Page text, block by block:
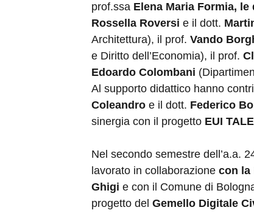
prof.ssa Elena Maria Formia,
Rossella Roversi e il dott.
Architettura), il prof. Vando
e Diritto dell’Economia), il prof.
Edoardo Colombani
Al supporto didattico hanno
Coleandro e il dott. Federico
sinergia con il progetto EUI
Nel secondo semestre dell’a.a.
lavorato in collaborazione con la
Ghigi e con il Comune di
progetto del Gemello Digitale